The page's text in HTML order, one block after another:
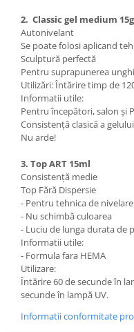
2. Classic gel medium
Autonivelant
Se poate folosi aplicand
Sculptură perfectă
Pentru suprapunerea
Utilizări: Întărire timp de
Informatii utile:
Pentru începători, salon și
Consistență clasică a
Nu arde!
3. Top ART 15ml
Consistență medie
Top Fără Dispersie
- Pentru tehnica de
- Nu schimbă culoarea
- Luciu de lunga durata de
Informatii utile:
- Formula fara HEMA
Utilizare:
Întărire 60 de secunde în
secunde în lampă UV.
Informatii conformitate